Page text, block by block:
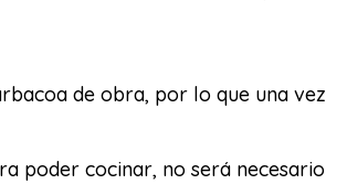
de obra, por lo que una vez
poder cocinar, no será necesario